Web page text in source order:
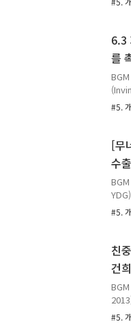
재
국
국
어야
해
제언
6.3
를
손에
목
전,
6.3
대한
인식
#5.
[무
수
말은
대
국은
이
분위
을
#5.
친
건희
를
마
#5.